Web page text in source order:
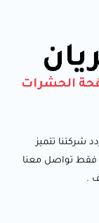
شركتنا تتميز
فقط تواصل معنا
.